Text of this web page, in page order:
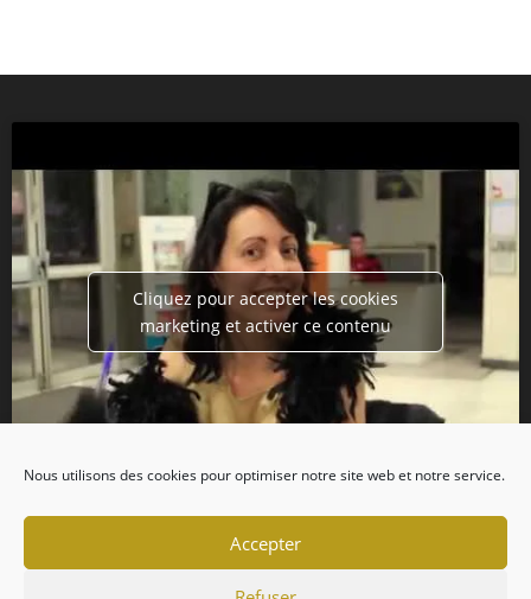
Nous utilisons des cookies pour optimiser notre site web et notre service.
Accepter
Cliquez pour accepter les cookies
marketing et activer ce contenu